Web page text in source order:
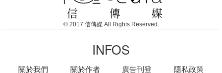
© 2017 信傳媒 All Rights Reserved.
INFOS
關於我們 關於作者 廣告刊登 隱私政策